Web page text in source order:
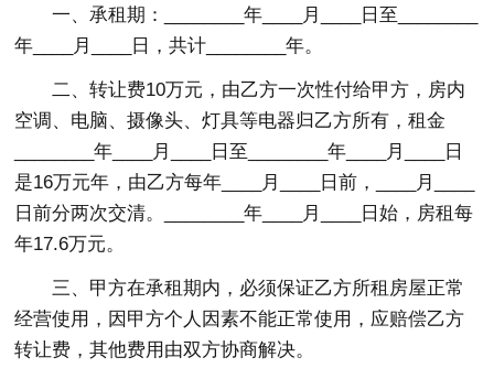
一、承租期：________年____月____日至________
年____月____日，共计________年。
二、转让费10万元，由乙方一次性付给甲方，房内
空调、电脑、摄像头、灯具等电器归乙方所有，租金
________年____月____日至________年____月____日
是16万元年，由乙方每年____月____日前，____月____
日前分两次交清。________年____月____日始，房租每
年17.6万元。
三、甲方在承租期内，必须保证乙方所租房屋正常
经营使用，因甲方个人因素不能正常使用，应赔偿乙方
转让费，其他费用由双方协商解决。